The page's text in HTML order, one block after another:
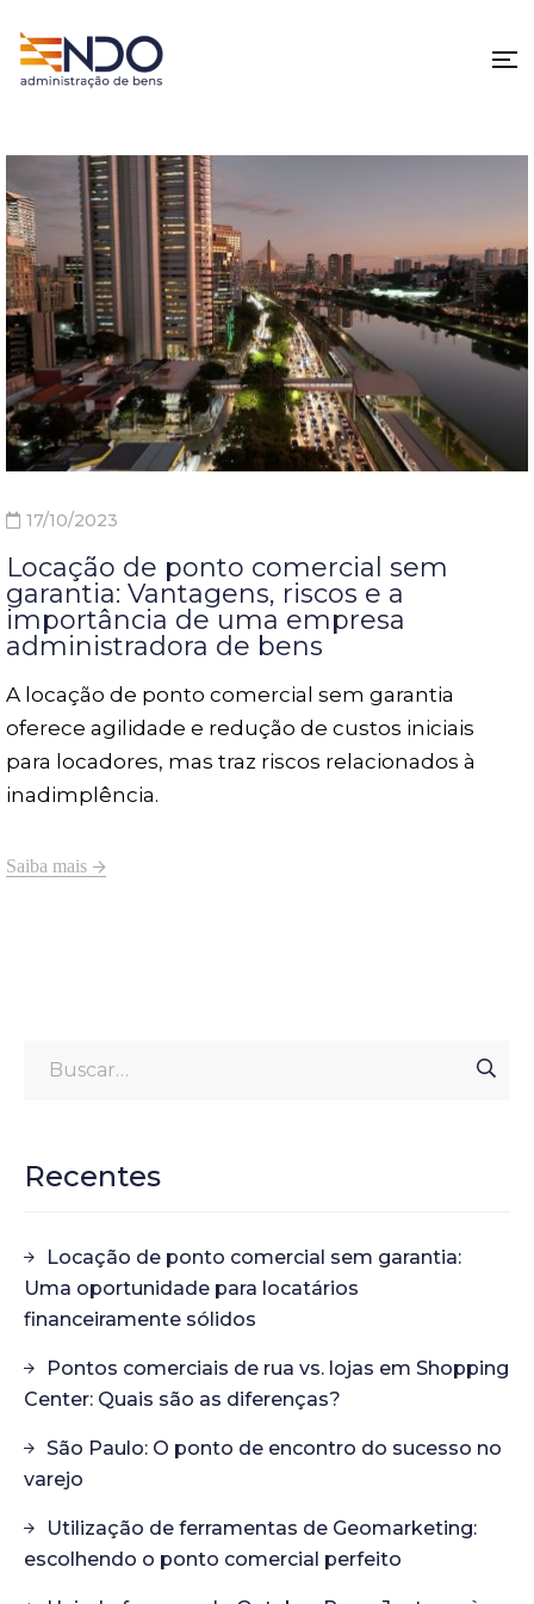
17/10/2023
Locação de ponto comercial sem
garantia: Vantagens, riscos e a
importância de uma empresa
administradora de bens
A locação de ponto comercial sem garantia
oferece agilidade e redução de custos iniciais
para locadores, mas traz riscos relacionados à
inadimplência.
Saiba mais
Recentes
Locação de ponto comercial sem garantia:
Uma oportunidade para locatários
financeiramente sólidos
Pontos comerciais de rua vs. lojas em Shopping
Center: Quais são as diferenças?
São Paulo: O ponto de encontro do sucesso no
varejo
Utilização de ferramentas de Geomarketing:
escolhendo o ponto comercial perfeito